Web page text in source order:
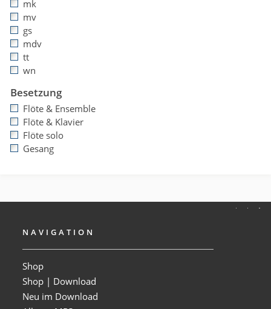
mk
mv
gs
mdv
tt
wn
Besetzung
Flöte & Ensemble
Flöte & Klavier
Flöte solo
Gesang
NAVIGATION
Shop
Shop | Download
Neu im Download